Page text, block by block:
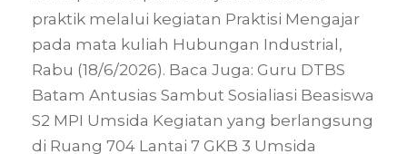
praktik melalui kegiatan Praktisi Mengajar
pada mata kuliah Hubungan Industrial,
Rabu (18/6/2026). Baca Juga: Guru DTBS
Batam Antusias Sambut Sosialiasi Beasiswa
S2 MPI Umsida Kegiatan yang berlangsung
di Ruang 704 Lantai 7 GKB 3 Umsida